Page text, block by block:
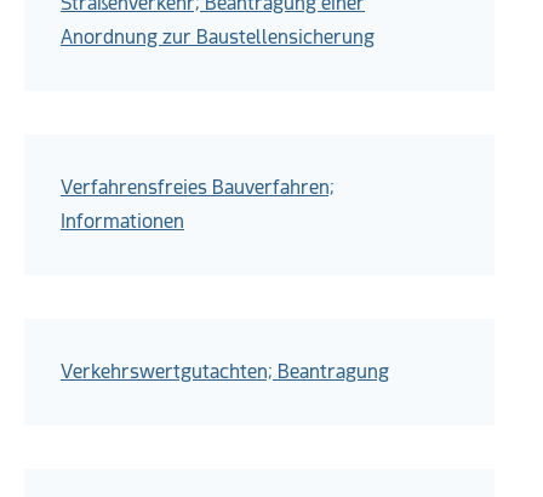
Anordnung zur Baustellensicherung
Verfahrensfreies Bauverfahren;
Informationen
Verkehrswertgutachten; Beantragung